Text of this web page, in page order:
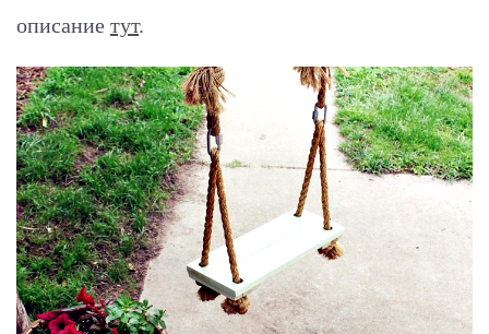
описание тут.